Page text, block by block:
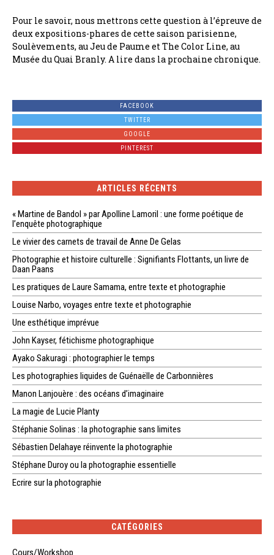
Pour le savoir, nous mettrons cette question à l’épreuve de
deux expositions-phares de cette saison parisienne,
Soulèvements, au Jeu de Paume et The Color Line, au
Musée du Quai Branly. A lire dans la prochaine chronique.
FACEBOOK
TWITTER
GOOGLE
PINTEREST
ARTICLES RÉCENTS
« Martine de Bandol » par Apolline Lamoril : une forme poétique de
l’enquête photographique
Le vivier des carnets de travail de Anne De Gelas
Photographie et histoire culturelle : Signifiants Flottants, un livre de
Daan Paans
Les pratiques de Laure Samama, entre texte et photographie
Louise Narbo, voyages entre texte et photographie
Une esthétique imprévue
John Kayser, fétichisme photographique
Ayako Sakuragi : photographier le temps
Les photographies liquides de Guénaëlle de Carbonnières
Manon Lanjouère : des océans d’imaginaire
La magie de Lucie Planty
Stéphanie Solinas : la photographie sans limites
Sébastien Delahaye réinvente la photographie
Stéphane Duroy ou la photographie essentielle
Ecrire sur la photographie
CATÉGORIES
Cours/Workshop